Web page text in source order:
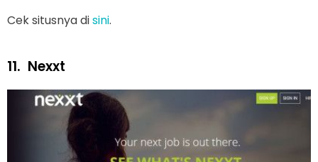
Cek situsnya disini.
11. Nexxt